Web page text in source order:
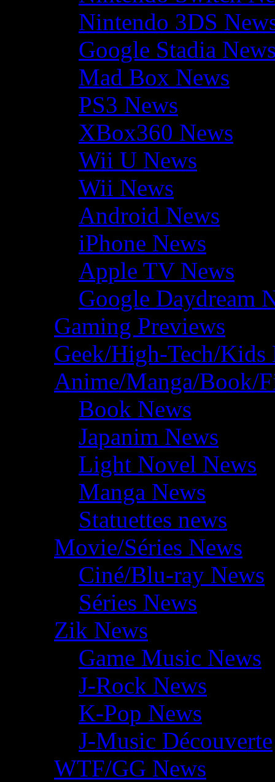
Nintendo 3DS
Google Stadia
Mad Box News
PS3 News
XBox360 News
Wii U News
Wii News
Android News
iPhone News
Apple TV News
Google Daydream
Gaming Previews
Geek/High-Tech/Kids
Anime/Manga/Book/
Book News
Japanim News
Light Novel News
Manga News
Statuettes news
Movie/Séries News
Ciné/Blu-ray News
Séries News
Zik News
Game Music News
J-Rock News
K-Pop News
J-Music Découverte
WTF/GG News